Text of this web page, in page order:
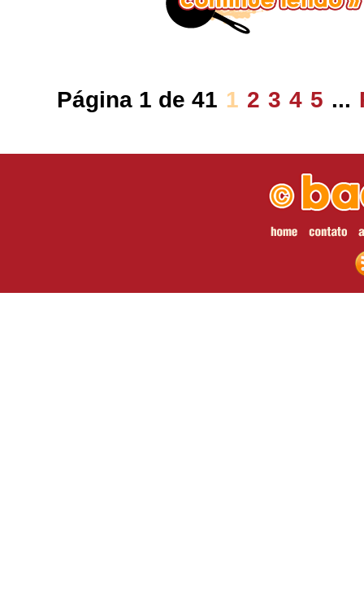
Página 1 de 41 1 2 3 4 5 ...